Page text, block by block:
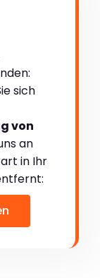
sich
von
an
in Ihr